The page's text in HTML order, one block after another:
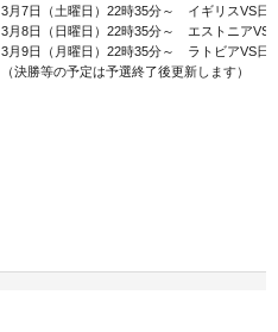
3月7日（土曜日）22時35分～ イギリスVS日
3月8日（日曜日）22時35分～ エストニアVS
3月9日（月曜日）22時35分～ ラトビアVS日
（決勝等の予定は予選終了後更新します）